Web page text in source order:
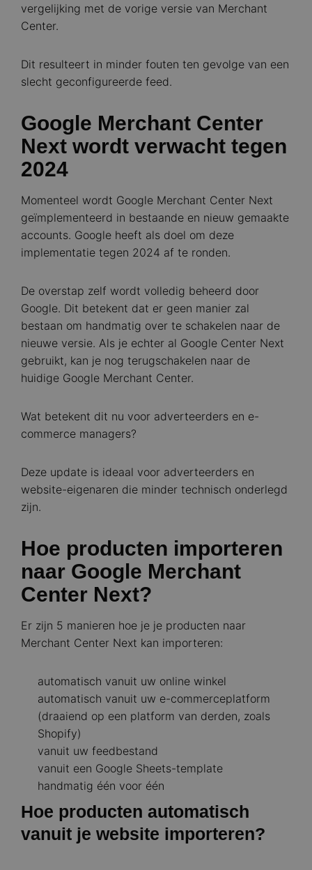
vergelijking met de vorige versie van Merchant
Center.
Dit resulteert in minder fouten ten gevolge van een
slecht geconfigureerde feed.
Google Merchant Center
Next wordt verwacht tegen
2024
Momenteel wordt Google Merchant Center Next
geïmplementeerd in bestaande en nieuw gemaakte
accounts. Google heeft als doel om deze
implementatie tegen 2024 af te ronden.
De overstap zelf wordt volledig beheerd door
Google. Dit betekent dat er geen manier zal
bestaan om handmatig over te schakelen naar de
nieuwe versie. Als je echter al Google Center Next
gebruikt, kan je nog terugschakelen naar de
huidige Google Merchant Center.
Wat betekent dit nu voor adverteerders en e-
commerce managers?
Deze update is ideaal voor adverteerders en
website-eigenaren die minder technisch onderlegd
zijn.
Hoe producten importeren
naar Google Merchant
Center Next?
Er zijn 5 manieren hoe je je producten naar
Merchant Center Next kan importeren:
automatisch vanuit uw online winkel
automatisch vanuit uw e-commerceplatform
(draaiend op een platform van derden, zoals
Shopify)
vanuit uw feedbestand
vanuit een Google Sheets-template
handmatig één voor één
Hoe producten automatisch
vanuit je website importeren?